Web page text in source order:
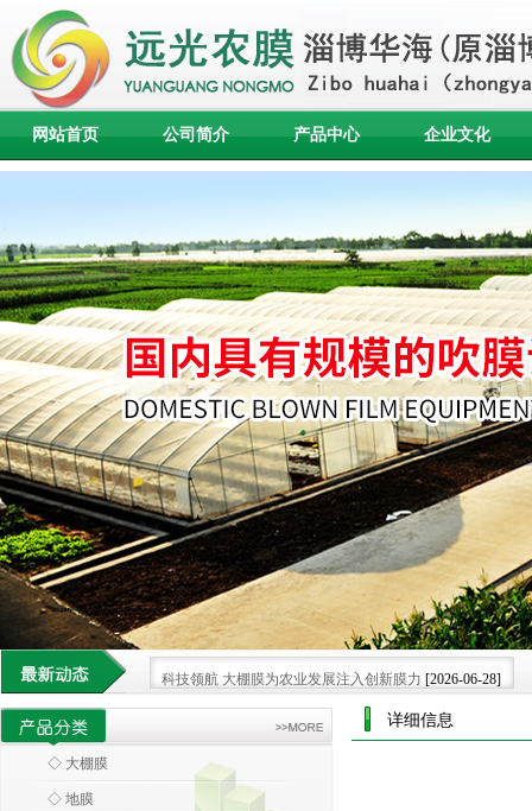
网站首页 公司简介 产品中心 企业文化
科技领航 大棚膜为农业发展注入创新膜力 [2026-06-28]
借科技之力 大棚膜重塑现代农业种植新格局.
大棚膜 科技浪潮中农业设施的智慧蜕变[2026-05-30]
环保大棚膜 引领农业走向绿色可持续新未来.
大棚膜 绿色革命下的农业可持续发展膜范
◇ 大棚膜
◇ 地膜
详细信息